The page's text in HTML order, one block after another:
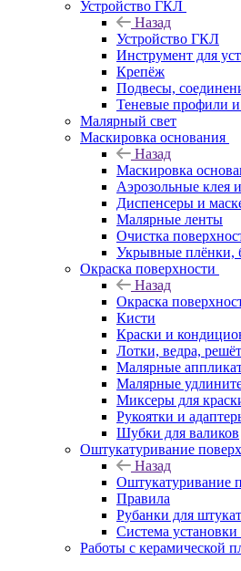
Устройство ГКЛ
Назад
Устройство ГКЛ
Инструмент для
Крепёж
Подвесы,
Теневые профили и
Малярный свет
Маскировка основания
Назад
Маскировка
Аэрозольные клея
Диспенсеры и
Малярные ленты
Очистка
Укрывные плёнки,
Окраска поверхности
Назад
Окраска
Кисти
Краски и
Лотки, ведра,
Малярные
Малярные
Миксеры для
Рукоятки и
Шубки для валиков
Оштукатуривание
Назад
Оштукатуривание
Правила
Рубанки для
Система
Работы с керамической